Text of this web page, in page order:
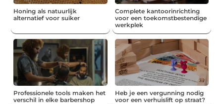
Honing als natuurlijk
alternatief voor suiker
Complete kantoorinrichting
voor een toekomstbestendige
werkplek
Professionele tools maken het
verschil in elke barbershop
Heb je een vergunning nodig
voor een verhuislift op straat?